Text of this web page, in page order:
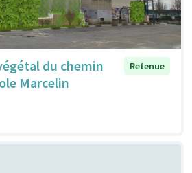
du chemin
Marcelin
Retenue